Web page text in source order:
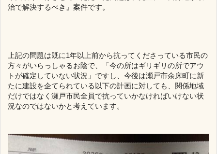
治で解決するべき』案件です。
上記の問題は既に1年以上前から抗ってくださっている市民の
方々がいらっしゃるお陰で、「今の所はギリギリの所でアウ
トが確定していない状況」ですし、今後は瀬戸市余床町に新
たに建設を企てられている以下の計画に対しても、関係地域
だけではなく瀬戸市民全員で抗っていかなければいけない状
況なのではないかと考えています。